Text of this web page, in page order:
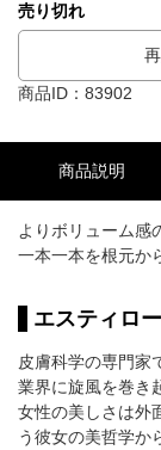
売り切れ
商品ID：83902
商品説明
よりボリューム感
一本一本を根元か
エスティロ
皮膚科学の専門家
業界に旋風を巻き
女性の美しさは外
う彼女の美哲学か